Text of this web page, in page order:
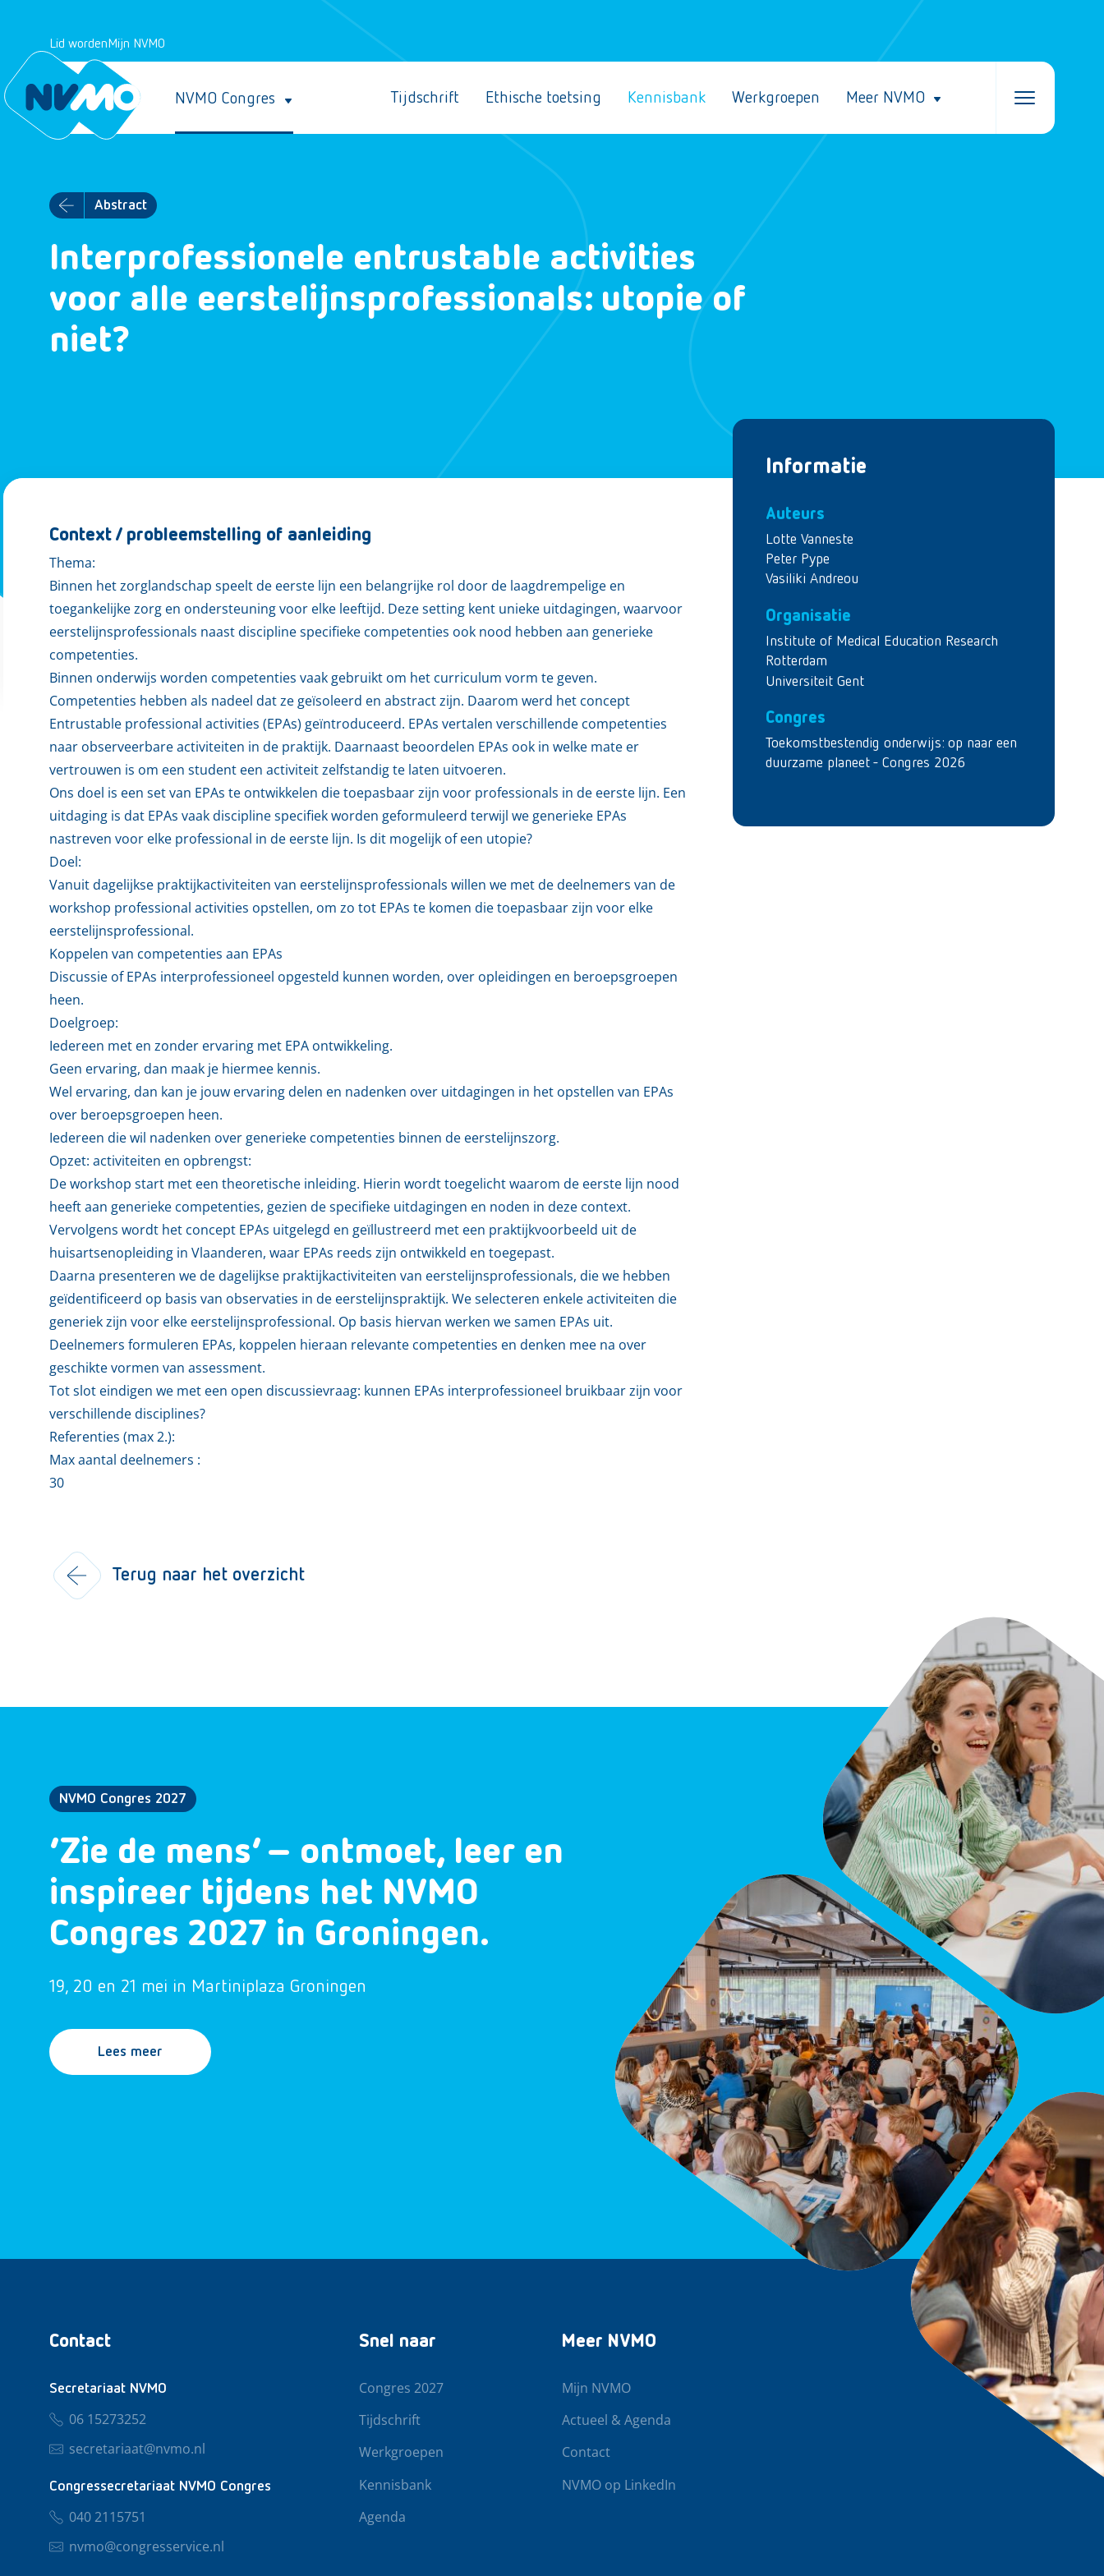
Lid wordenMijn NVMO
NVMO Congres Tijdschrift Ethische toetsing Kennisbank Werkgroepen Meer NVMO
Abstract
Interprofessionele entrustable activities
voor alle eerstelijnsprofessionals: utopie of
niet?
Informatie
Auteurs
Lotte Vanneste
Peter Pype
Vasiliki Andreou
Organisatie
Institute of Medical Education Research
Rotterdam
Universiteit Gent
Congres
Toekomstbestendig onderwijs: op naar een
duurzame planeet - Congres 2026
Context / probleemstelling of aanleiding
Thema:
Binnen het zorglandschap speelt de eerste lijn een belangrijke rol door de laagdrempelige en
toegankelijke zorg en ondersteuning voor elke leeftijd. Deze setting kent unieke uitdagingen, waarvoor
eerstelijnsprofessionals naast discipline specifieke competenties ook nood hebben aan generieke
competenties.
Binnen onderwijs worden competenties vaak gebruikt om het curriculum vorm te geven.
Competenties hebben als nadeel dat ze geïsoleerd en abstract zijn. Daarom werd het concept
Entrustable professional activities (EPAs) geïntroduceerd. EPAs vertalen verschillende competenties
naar observeerbare activiteiten in de praktijk. Daarnaast beoordelen EPAs ook in welke mate er
vertrouwen is om een student een activiteit zelfstandig te laten uitvoeren.
Ons doel is een set van EPAs te ontwikkelen die toepasbaar zijn voor professionals in de eerste lijn. Een
uitdaging is dat EPAs vaak discipline specifiek worden geformuleerd terwijl we generieke EPAs
nastreven voor elke professional in de eerste lijn. Is dit mogelijk of een utopie?
Doel:
Vanuit dagelijkse praktijkactiviteiten van eerstelijnsprofessionals willen we met de deelnemers van de
workshop professional activities opstellen, om zo tot EPAs te komen die toepasbaar zijn voor elke
eerstelijnsprofessional.
Koppelen van competenties aan EPAs
Discussie of EPAs interprofessioneel opgesteld kunnen worden, over opleidingen en beroepsgroepen
heen.
Doelgroep:
Iedereen met en zonder ervaring met EPA ontwikkeling.
Geen ervaring, dan maak je hiermee kennis.
Wel ervaring, dan kan je jouw ervaring delen en nadenken over uitdagingen in het opstellen van EPAs
over beroepsgroepen heen.
Iedereen die wil nadenken over generieke competenties binnen de eerstelijnszorg.
Opzet: activiteiten en opbrengst:
De workshop start met een theoretische inleiding. Hierin wordt toegelicht waarom de eerste lijn nood
heeft aan generieke competenties, gezien de specifieke uitdagingen en noden in deze context.
Vervolgens wordt het concept EPAs uitgelegd en geïllustreerd met een praktijkvoorbeeld uit de
huisartsenopleiding in Vlaanderen, waar EPAs reeds zijn ontwikkeld en toegepast.
Daarna presenteren we de dagelijkse praktijkactiviteiten van eerstelijnsprofessionals, die we hebben
geïdentificeerd op basis van observaties in de eerstelijnspraktijk. We selecteren enkele activiteiten die
generiek zijn voor elke eerstelijnsprofessional. Op basis hiervan werken we samen EPAs uit.
Deelnemers formuleren EPAs, koppelen hieraan relevante competenties en denken mee na over
geschikte vormen van assessment.
Tot slot eindigen we met een open discussievraag: kunnen EPAs interprofessioneel bruikbaar zijn voor
verschillende disciplines?
Referenties (max 2.):
Max aantal deelnemers :
30
Terug naar het overzicht
NVMO Congres 2027
‘Zie de mens’ – ontmoet, leer en
inspireer tijdens het NVMO
Congres 2027 in Groningen.
19, 20 en 21 mei in Martiniplaza Groningen
Lees meer
Contact
Secretariaat NVMO
06 15273252
secretariaat@nvmo.nl
Congressecretariaat NVMO Congres
040 2115751
nvmo@congresservice.nl
Snel naar
Congres 2027
Tijdschrift
Werkgroepen
Kennisbank
Agenda
Meer NVMO
Mijn NVMO
Actueel & Agenda
Contact
NVMO op LinkedIn